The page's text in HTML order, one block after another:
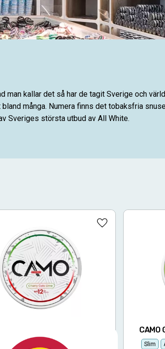
man kallar det så har de tagit Sverige och
många. Numera finns det tobaksfria
Sveriges största utbud av All White.
produkter från hela sortimentet med vitt
All White
Körsbär, Kola, Lime
Lägg till i favoriter
Slim